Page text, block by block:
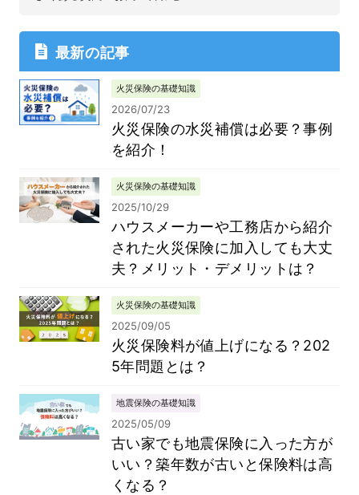
最新の記事
火災保険の基礎知識
2026/07/23
火災保険の水災補償は必要？事例
を紹介！
火災保険の基礎知識
2025/10/29
ハウスメーカーや工務店から紹介
された火災保険に加入しても大丈
夫？メリット・デメリットは？
火災保険の基礎知識
2025/09/05
火災保険料が値上げになる？202
5年問題とは？
地震保険の基礎知識
2025/05/09
古い家でも地震保険に入った方が
いい？築年数が古いと保険料は高
くなる？